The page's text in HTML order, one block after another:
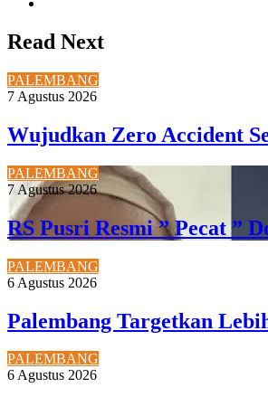
Read Next
PALEMBANG
7 Agustus 2026
Wujudkan Zero Accident
PALEMBANG
7 Agustus 2026
RS Pusri Resmi ” Pecat ”
PALEMBANG
6 Agustus 2026
Palembang Targetkan
PALEMBANG
6 Agustus 2026